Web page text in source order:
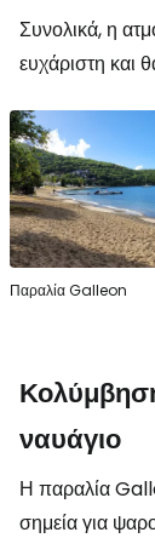
Συνολικά, η
ευχάριστη και
Παραλία Galleon
ναυάγιο
Η παραλία
σημεία για